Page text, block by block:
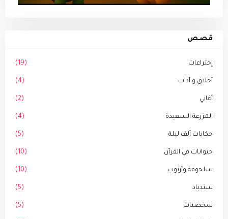
قصص
إختراعات (19)
أخلاق و أداب (4)
أغاني (2)
المزرعة السعيدة (4)
حكايات ألف ليلة (5)
حيوانات في القرأن (10)
سلحوفة وأرنوب (10)
سندباد (5)
شخصيات (5)